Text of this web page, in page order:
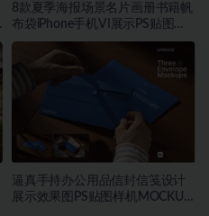
8款夏季海报场景名片画册书籍帆
布袋iPhone手机VI展示PS贴图样
机模板
逼真手持办公用品信封信笺设计
展示效果图PS贴图样机MOCKUP